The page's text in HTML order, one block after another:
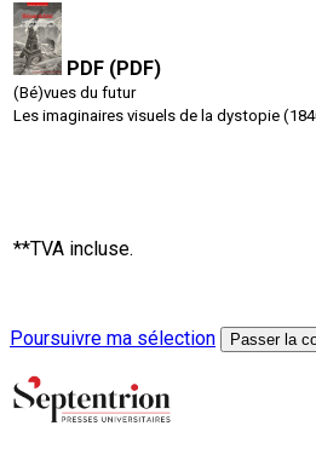
PDF (PDF)
(Bé)vues du futur
Les imaginaires visuels de la dystopie
**TVA incluse.
Poursuivre ma sélection
Passer la